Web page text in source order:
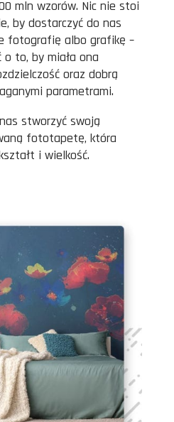
mln wzorów. Nic nie stoi
by dostarczyć do nas
fotografię albo grafikę –
to, by miała ona
oraz dobrą
parametrami.
stworzyć swoją
fototapetę, która
i wielkość.